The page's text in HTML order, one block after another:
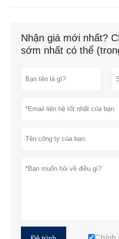
Nhận giá mới nhất?
sớm nhất có thể